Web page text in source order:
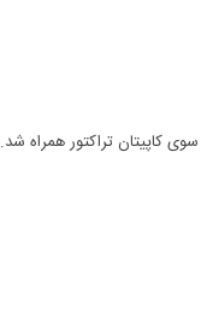
کاپیتان تراکتور همراه شد.